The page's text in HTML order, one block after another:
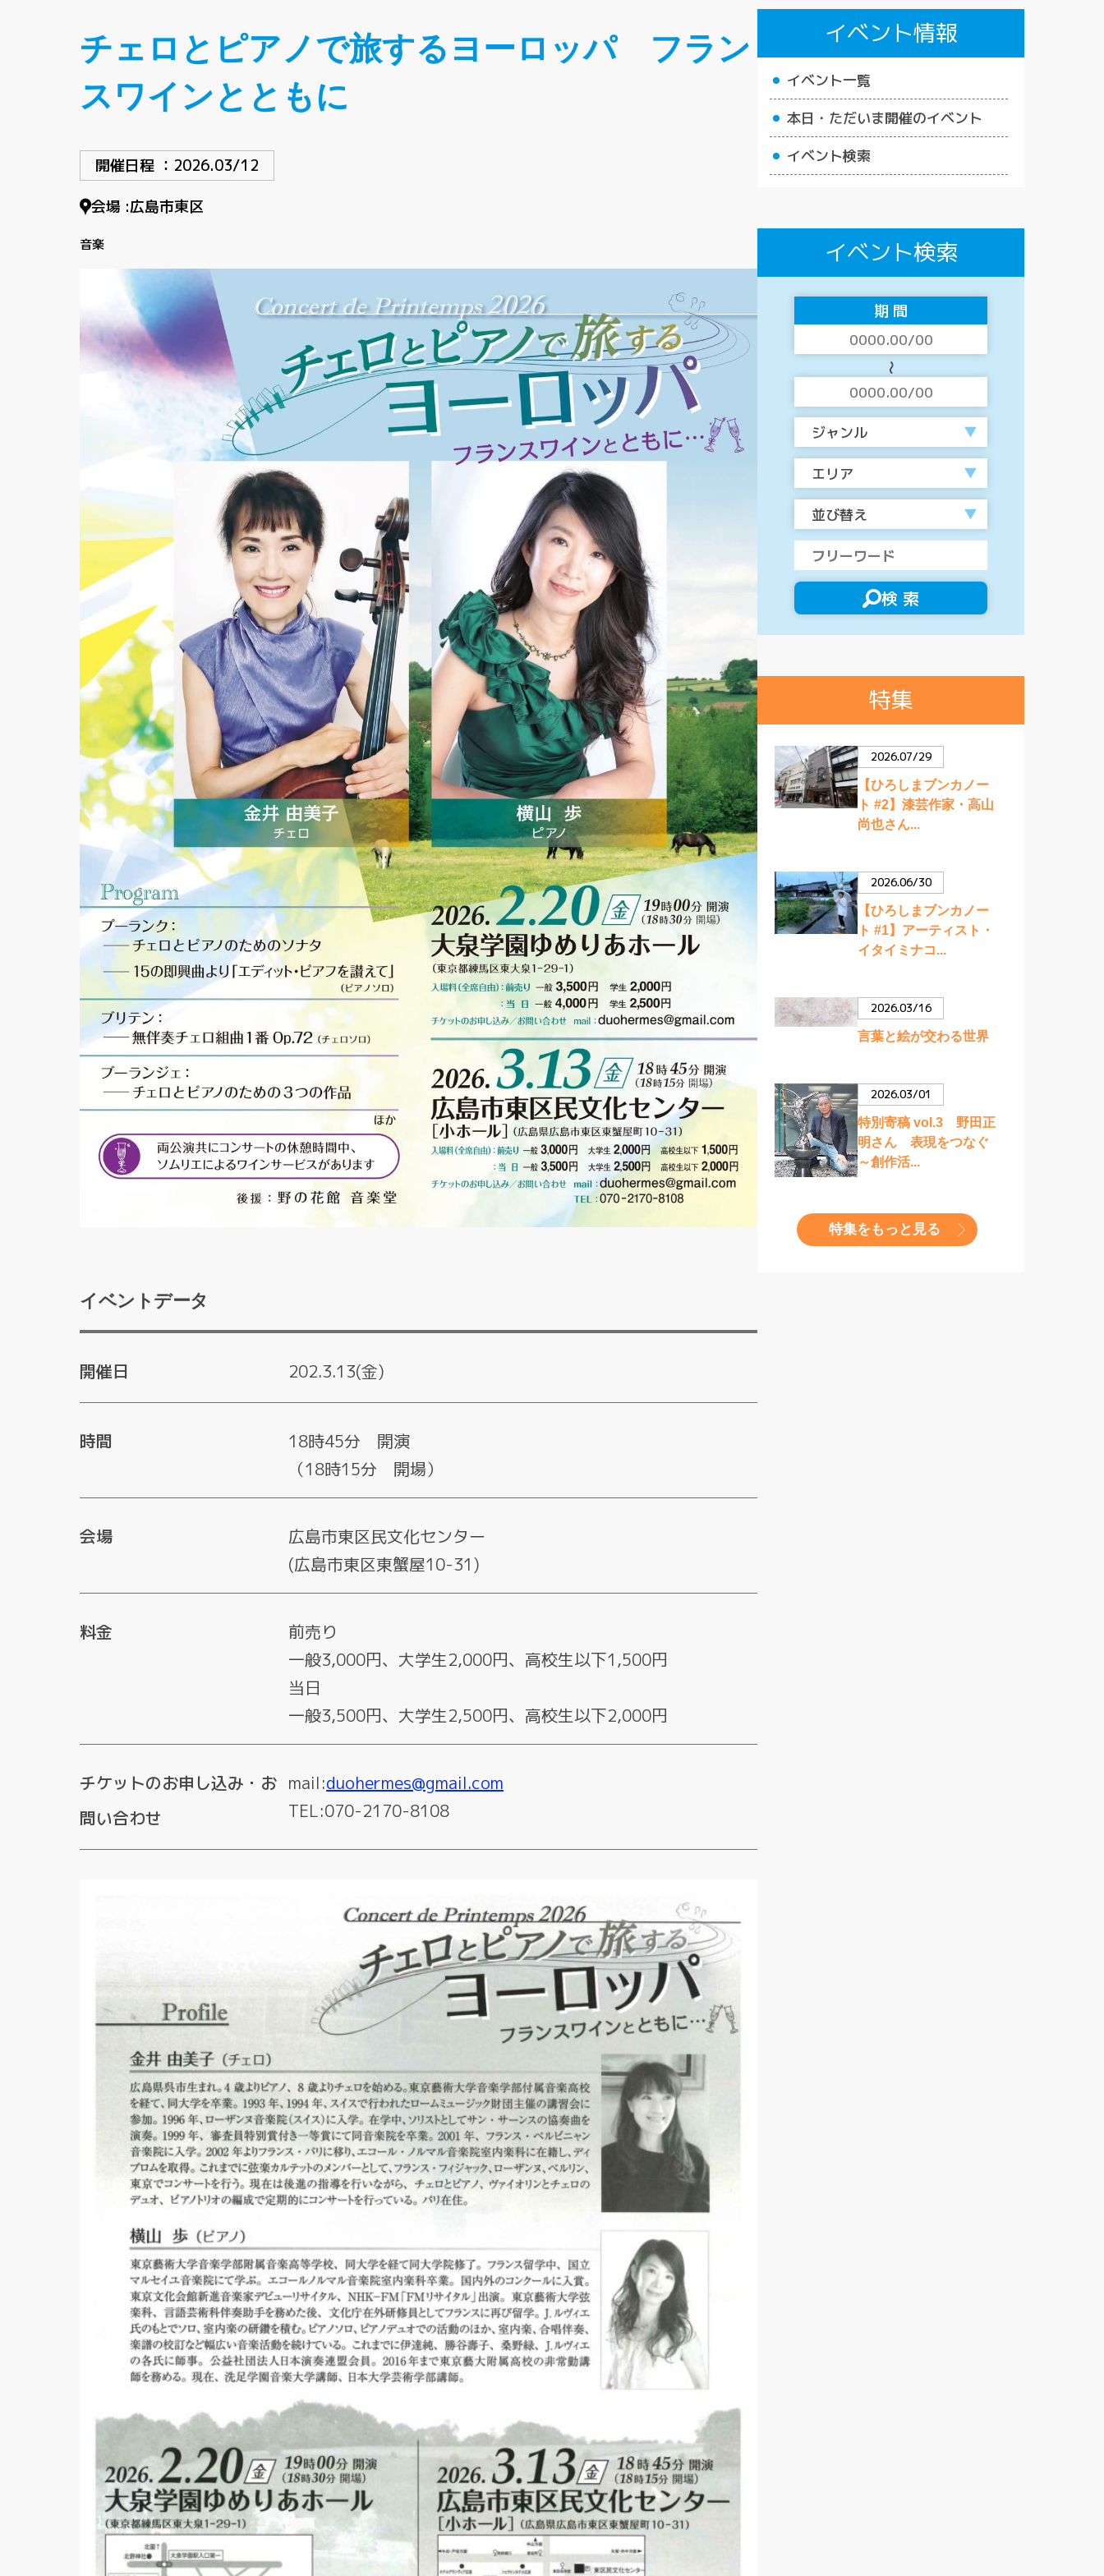
チェロとピアノで旅するヨーロッパ フラン
スワインとともに
開催日程 ： 2026.03/12
会場 :広島市東区
音楽
イベントデータ
開催日 202.3.13(金)
時間
18時45分 開演
（18時15分 開場）
会場
広島市東区民文化センター
(広島市東区東蟹屋10-31)
料金
前売り
一般3,000円、大学生2,000円、高校生以下1,500円
当日
一般3,500円、大学生2,500円、高校生以下2,000円
チケットのお申し込み・お
問い合わせ
mail:duohermes@gmail.com
TEL:070-2170-8108
イベント情報
イベント一覧
本日・ただいま開催のイベント
イベント検索
イベント検索
期 間
〜
ジャンル
エリア
並び替え
検 索
特集
2026.07/29
【ひろしまブンカノー
ト #2】漆芸作家・高山
尚也さん...
2026.06/30
【ひろしまブンカノー
ト #1】アーティスト・
イタイミナコ...
2026.03/16
言葉と絵が交わる世界
2026.03/01
特別寄稿 vol.3 野田正
明さん 表現をつなぐ
～創作活...
特集をもっと見る